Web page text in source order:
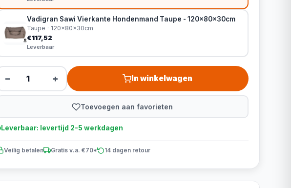
Vadigran Sawi Vierkante Hondenmand Taupe - 120x80x30cm
Taupe · 120x80x30cm
€117,52
Leverbaar
− + In winkelwagen
Toevoegen aan favorieten
Leverbaar: levertijd 2-5 werkdagen
Veilig betalen Gratis v.a. €70* 14 dagen retour